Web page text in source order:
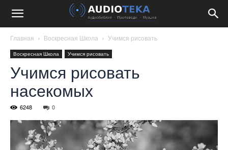
Главная Воскресная Школа Учимся рисовать
Воскресная Школа Учимся рисовать
Учимся рисовать
насекомых
6248 0